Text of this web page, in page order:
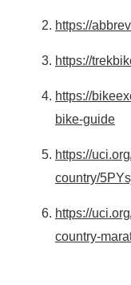
https://
https://
https://
bike-guide
https://
country/
https://
country-